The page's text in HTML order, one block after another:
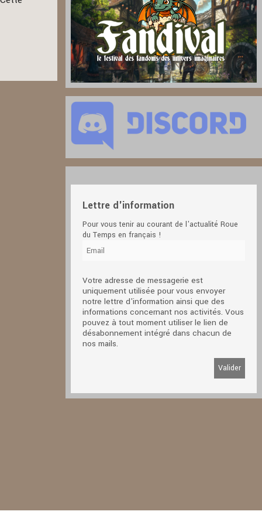
Lettre d'information
Pour vous tenir au courant de l'actualité Roue
du Temps en français !
Votre adresse de messagerie est
uniquement utilisée pour vous envoyer
notre lettre d'information ainsi que des
informations concernant nos activités. Vous
pouvez à tout moment utiliser le lien de
désabonnement intégré dans chacun de
nos mails.